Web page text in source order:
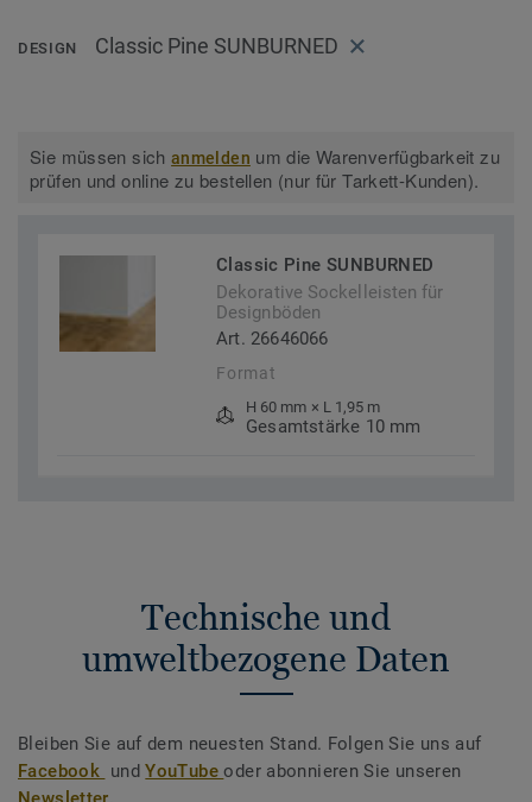
DESIGN Classic Pine SUNBURNED
Sie müssen sichanmelden um die Warenverfügbarkeit zu
prüfen und online zu bestellen (nur für Tarkett-Kunden).
Classic Pine SUNBURNED
Dekorative Sockelleisten für
Designböden
Art. 26646066
Format
H 60 mm × L 1,95 m
Gesamtstärke 10 mm
Technische und
umweltbezogene Daten
Bleiben Sie auf dem neuesten Stand. Folgen Sie uns auf
Facebook undYouTubeoder abonnieren Sie unseren